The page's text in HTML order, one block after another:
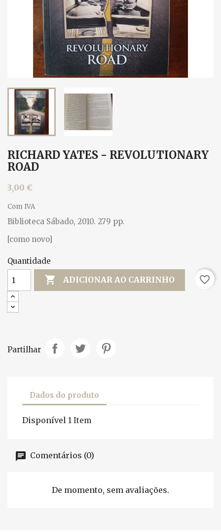
RICHARD YATES - REVOLUTIONARY
ROAD
3,00 €
Com IVA
Biblioteca Sábado, 2010. 279 pp.
[como novo]
Quantidade
 ADICIONAR AO CARRINHO favorite_border
Partilhar
Dados do produto
Disponível 1 Item
Comentários (0)
De momento, sem avaliações.